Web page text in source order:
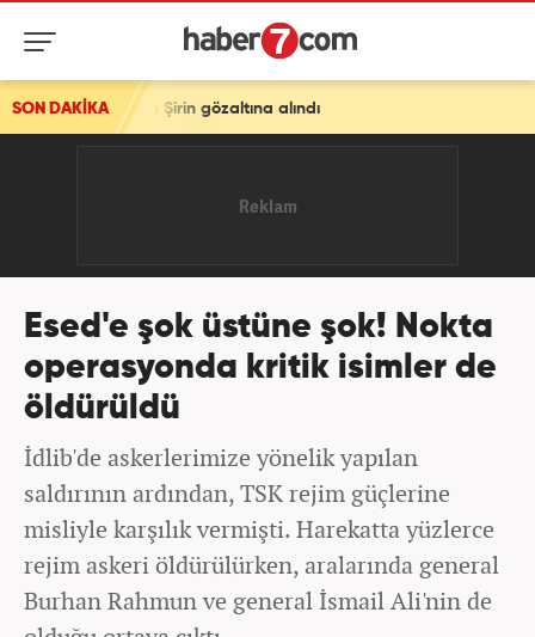
SON DAKİKA
alındı
Esed'e şok üstüne şok! Nokta
operasyonda kritik isimler de
öldürüldü
İdlib'de askerlerimize yönelik yapılan
saldırının ardından, TSK rejim güçlerine
misliyle karşılık vermişti. Harekatta yüzlerce
rejim askeri öldürülürken, aralarında general
Burhan Rahmun ve general İsmail Ali'nin de